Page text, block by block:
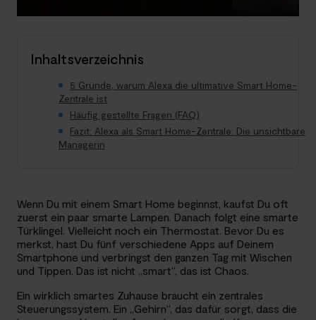
Inhaltsverzeichnis
5 Gründe, warum Alexa die ultimative Smart Home-
Zentrale ist
Häufig gestellte Fragen (FAQ)
Fazit: Alexa als Smart Home-Zentrale: Die unsichtbare
Managerin
Wenn Du mit einem Smart Home beginnst, kaufst Du oft
zuerst ein paar smarte Lampen. Danach folgt eine smarte
Türklingel. Vielleicht noch ein Thermostat. Bevor Du es
merkst, hast Du fünf verschiedene Apps auf Deinem
Smartphone und verbringst den ganzen Tag mit Wischen
und Tippen. Das ist nicht „smart“, das ist Chaos.
Ein wirklich smartes Zuhause braucht ein zentrales
Steuerungssystem. Ein „Gehirn“, das dafür sorgt, dass die